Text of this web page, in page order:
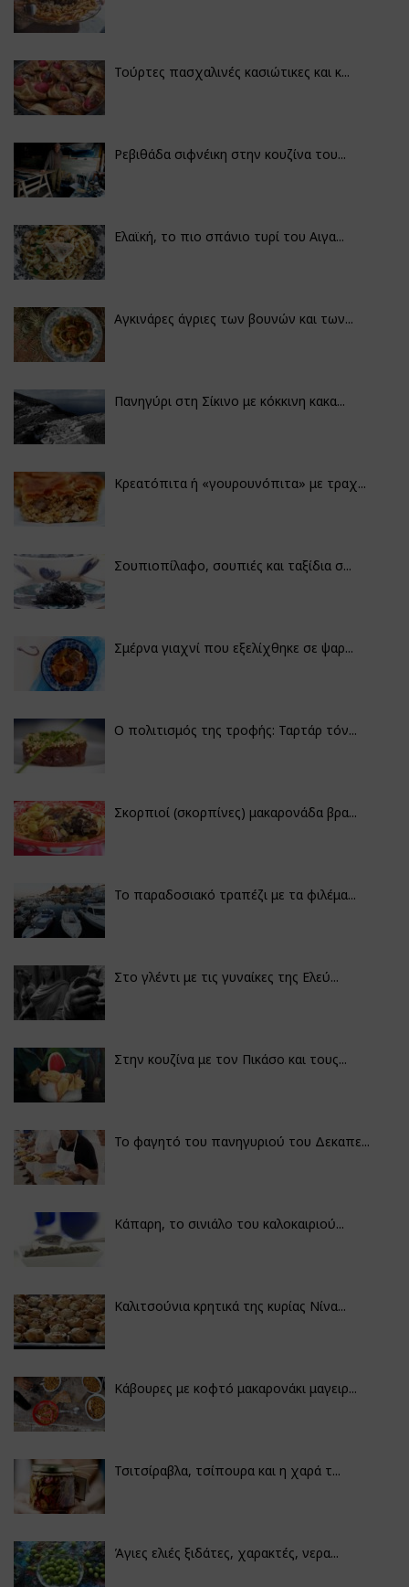
Τούρτες πασχαλινές κασιώτικες και κ...
Ρεβιθάδα σιφνέικη στην κουζίνα του...
Ελαϊκή, το πιο σπάνιο τυρί του Αιγα...
Αγκινάρες άγριες των βουνών και των...
Πανηγύρι στη Σίκινο με κόκκινη κακα...
Κρεατόπιτα ή «γουρουνόπιτα» με τραχ...
Σουπιοπίλαφο, σουπιές και ταξίδια σ...
Σμέρνα γιαχνί που εξελίχθηκε σε ψαρ...
Ο πολιτισμός της τροφής: Ταρτάρ τόν...
Σκορπιοί (σκορπίνες) μακαρονάδα βρα...
Το παραδοσιακό τραπέζι με τα φιλέμα...
Στο γλέντι με τις γυναίκες της Ελεύ...
Στην κουζίνα με τον Πικάσο και τους...
Το φαγητό του πανηγυριού του Δεκαπε...
Κάπαρη, το σινιάλο του καλοκαιριού...
Καλιτσούνια κρητικά της κυρίας Νίνα...
Κάβουρες με κοφτό μακαρονάκι μαγειρ...
Τσιτσίραβλα, τσίπουρα και η χαρά τ...
Άγιες ελιές ξιδάτες, χαρακτές, νερα...